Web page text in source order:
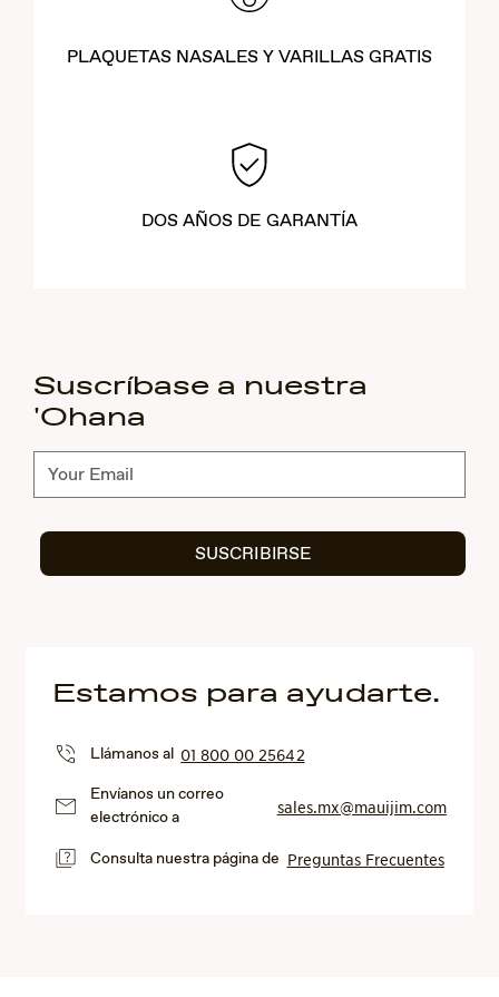
PLAQUETAS NASALES Y VARILLAS GRATIS
DOS AÑOS DE GARANTÍA
Suscríbase a nuestra
'Ohana
Suscríbete
SUSCRIBIRSE
Estamos para ayudarte.
Llámanos al01 800 00 25642
Envíanos un correo
electrónico a
sales.mx@mauijim.com
Consulta nuestra página de Preguntas Frecuentes